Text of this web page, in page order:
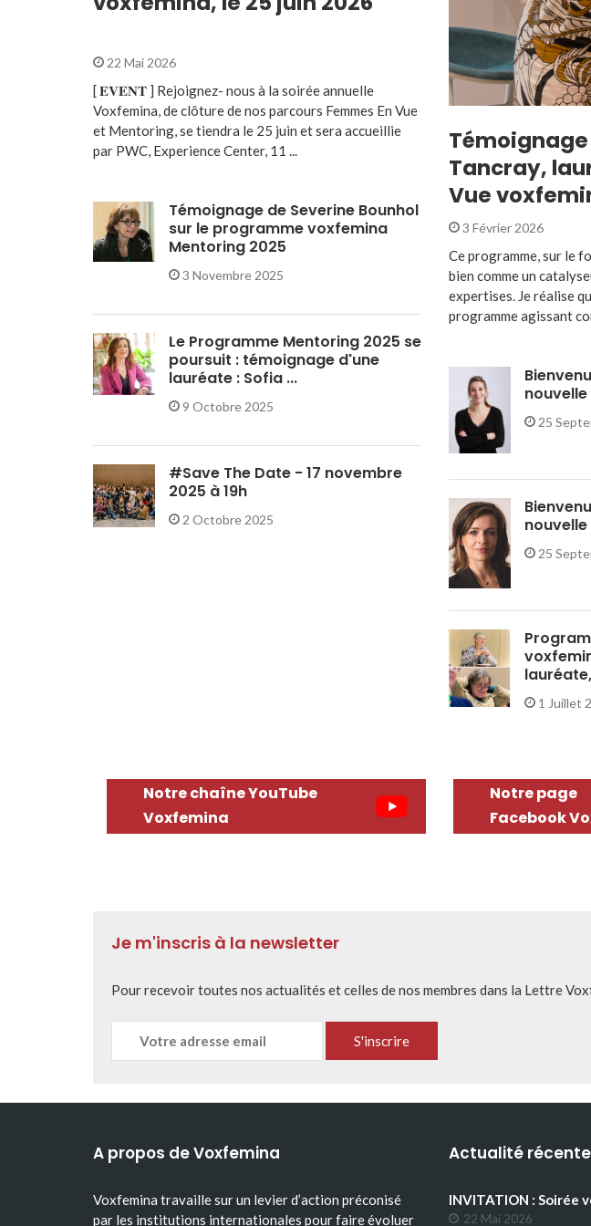
22 Mai 2026
[ 𝐄𝐕𝐄𝐍𝐓 ] Rejoignez- nous à la soirée annuelle
Voxfemina, de clôture de nos parcours Femmes En Vue
et Mentoring, se tiendra le 25 juin et sera accueillie
par PWC, Experience Center, 11 ...
Témoignage de Severine Bounhol
sur le programme voxfemina
Mentoring 2025
3 Novembre 2025
Le Programme Mentoring 2025 se
poursuit : témoignage d'une
lauréate : Sofia ...
9 Octobre 2025
#Save The Date - 17 novembre
2025 à 19h
2 Octobre 2025
Tancray,
Vue
3 Février 2026
Ce programme, sur le
bien comme un
expertises. Je réalise
programme agissant
25
25
1 Juillet
Notre chaîne YouTube
Voxfemina
Notre page
Facebook
Je m'inscris à la newsletter
Pour recevoir toutes nos actualités et celles de nos membres dans la Lettre
A propos de Voxfemina
Voxfemina travaille sur un levier d’action préconisé
par les institutions internationales pour faire évoluer
Actualité récente
INVITATION : Soirée
22 Mai 2026